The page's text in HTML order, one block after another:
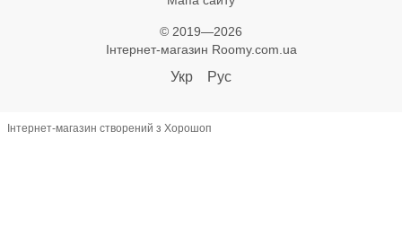
© 2019—2026
Інтернет-магазин Roomy.com.ua
Укр Рус
Інтернет-магазин створений з Хорошоп